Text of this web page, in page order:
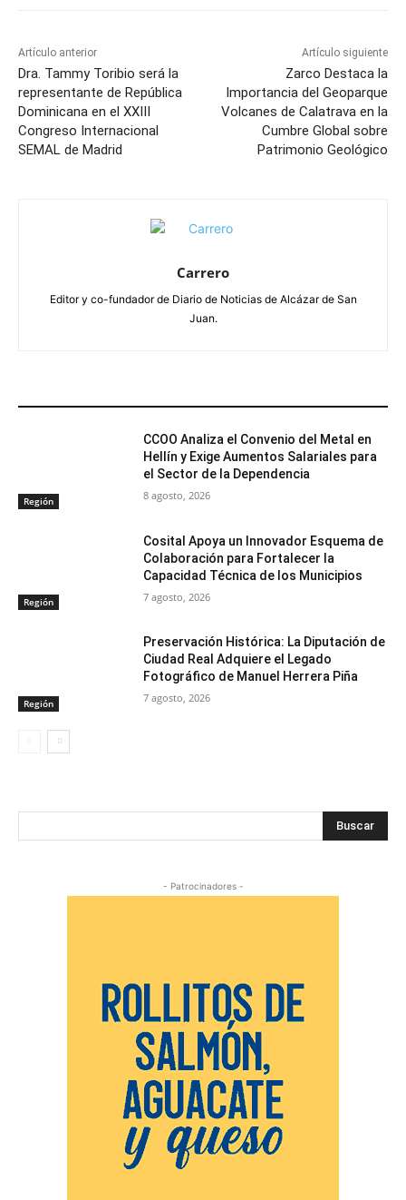
Artículo anterior
Dra. Tammy Toribio será la
representante de República
Dominicana en el XXIII
Congreso Internacional
SEMAL de Madrid
Artículo siguiente
Zarco Destaca la
Importancia del Geoparque
Volcanes de Calatrava en la
Cumbre Global sobre
Patrimonio Geológico
Carrero
Editor y co-fundador de Diario de Noticias de Alcázar de San
Juan.
Región
CCOO Analiza el Convenio del Metal en
Hellín y Exige Aumentos Salariales para
el Sector de la Dependencia
8 agosto, 2026
Región
Cosital Apoya un Innovador Esquema de
Colaboración para Fortalecer la
Capacidad Técnica de los Municipios
7 agosto, 2026
Región
Preservación Histórica: La Diputación de
Ciudad Real Adquiere el Legado
Fotográfico de Manuel Herrera Piña
7 agosto, 2026
Buscar
- Patrocinadores -